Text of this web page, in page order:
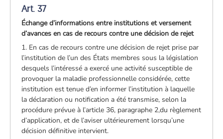
Art. 37
Échange d’informations entre institutions et versement
d’avances en cas de recours contre une décision de rejet
1. En cas de recours contre une décision de rejet prise par
l’institution de l’un des États membres sous la législation
desquels l’intéressé a exercé une activité susceptible de
provoquer la maladie professionnelle considérée, cette
institution est tenue d’en informer l’institution à laquelle
la déclaration ou notification a été transmise, selon la
procédure prévue à l’article 36, paragraphe 2,du règlement
d’application, et de l’aviser ultérieurement lorsqu’une
décision définitive intervient.